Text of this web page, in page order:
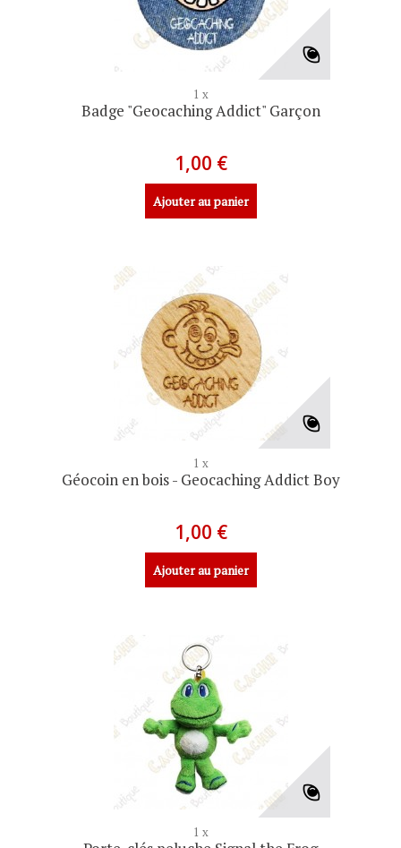
1 x
Badge "Geocaching Addict" Garçon
1,00 €
Ajouter au panier
1 x
Géocoin en bois - Geocaching Addict Boy
1,00 €
Ajouter au panier
1 x